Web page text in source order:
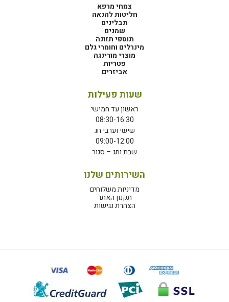
צמחי מרפא
חליטות להנאה
תבלינים
שמנים
תוספי תזונה
מינרלים וחומרי גלם
מוצרי מורינגה
פטריות
אביזרים
שעות פעילות
ראשון עד חמישי
08:30-16:30
שישי וערבי חג
09:00-12:00
שבת וחג – סגור
השירותים שלנו
מדיניות משלוחים
תקנון האתר
הצהרת נגישות